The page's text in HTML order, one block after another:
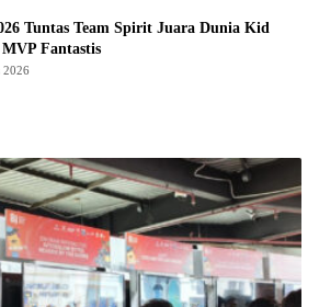
Tuntas Team Spirit Juara Dunia Kid
Fantastis
2026